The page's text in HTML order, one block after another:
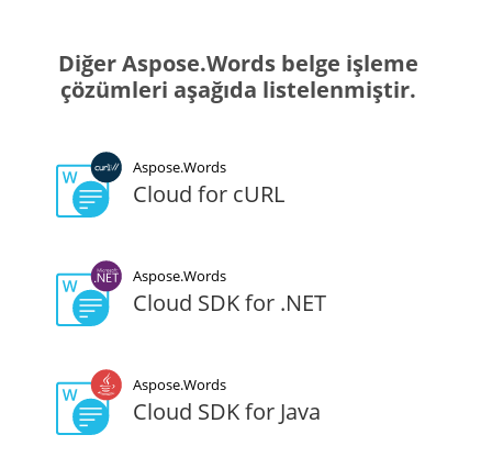
Diğer Aspose.Words belge işleme
çözümleri aşağıda listelenmiştir.
Aspose.Words
Cloud for cURL
Aspose.Words
Cloud SDK for .NET
Aspose.Words
Cloud SDK for Java